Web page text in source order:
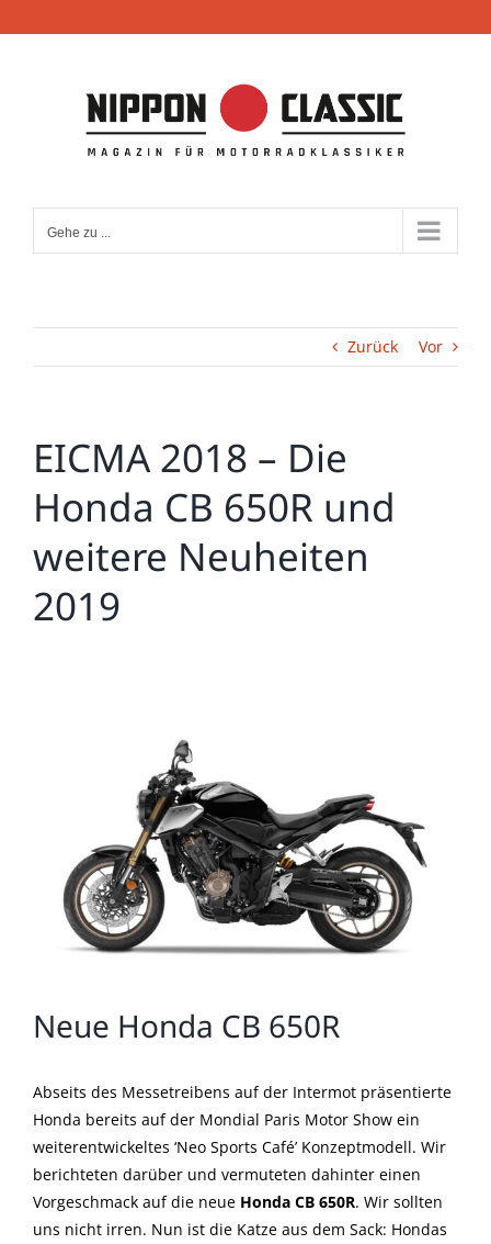
Inhalt
Gehe zu ...
Zurück Vor
EICMA 2018 – Die
Honda CB 650R und
weitere Neuheiten
2019
Neue Honda CB 650R
Abseits des Messetreibens auf der Intermot präsentierte
Honda bereits auf der Mondial Paris Motor Show ein
weiterentwickeltes ‘Neo Sports Café’ Konzeptmodell. Wir
berichteten darüber und vermuteten dahinter einen
Vorgeschmack auf die neue Honda CB 650R. Wir sollten
uns nicht irren. Nun ist die Katze aus dem Sack: Hondas